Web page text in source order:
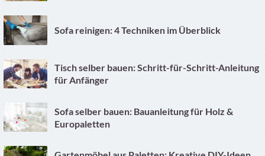
Sofa reinigen: 4 Techniken im Überblick
Tisch selber bauen: Schritt-für-Schritt-Anleitung
für Anfänger
Sofa selber bauen: Bauanleitung für Holz &
Europaletten